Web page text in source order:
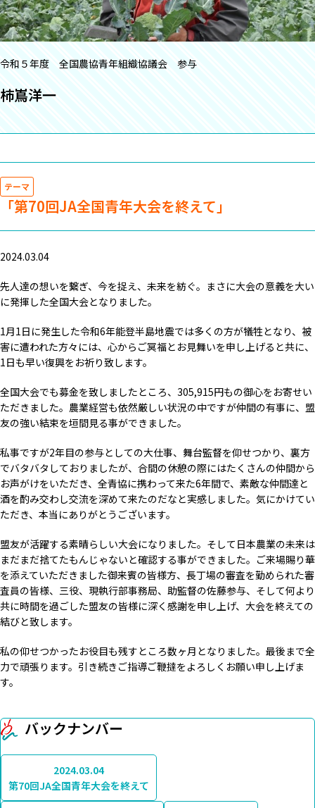
令和５年度 全国農協青年組織協議会 参与
柿嶌洋一
テーマ
「第70回JA全国青年大会を終えて」
2024.03.04
先人達の想いを繋ぎ、今を捉え、未来を紡ぐ。まさに大会の意義を大い
に発揮した全国大会となりました。
1月1日に発生した令和6年能登半島地震では多くの方が犠牲となり、被
害に遭われた方々には、心からご冥福とお見舞いを申し上げると共に、
1日も早い復興をお祈り致します。
全国大会でも募金を致しましたところ、305,915円もの御心をお寄せい
ただきました。農業経営も依然厳しい状況の中ですが仲間の有事に、盟
友の強い結束を垣間見る事ができました。
私事ですが2年目の参与としての大仕事、舞台監督を仰せつかり、裏方
でバタバタしておりましたが、合間の休憩の際にはたくさんの仲間から
お声がけをいただき、全青協に携わって来た6年間で、素敵な仲間達と
酒を酌み交わし交流を深めて来たのだなと実感しました。気にかけてい
ただき、本当にありがとうございます。
盟友が活躍する素晴らしい大会になりました。そして日本農業の未来は
まだまだ捨てたもんじゃないと確認する事ができました。ご来場賜り華
を添えていただきました御来賓の皆様方、長丁場の審査を勤められた審
査員の皆様、三役、現執行部事務局、助監督の佐藤参与、そして何より
共に時間を過ごした盟友の皆様に深く感謝を申し上げ、大会を終えての
結びと致します。
私の仰せつかったお役目も残すところ数ヶ月となりました。最後まで全
力で頑張ります。引き続きご指導ご鞭撻をよろしくお願い申し上げま
す。
バックナンバー
2024.03.04
第70回JA全国青年大会を終えて